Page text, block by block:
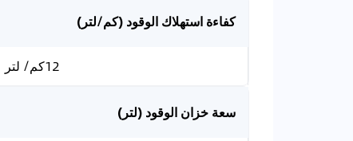
كفاءة استهلاك الوقود (كم/لتر)
12كم/ لتر
سعة خزان الوقود (لتر)